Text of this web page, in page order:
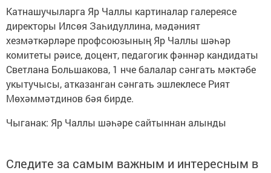
Катнашучыларга Яр Чаллы картиналар галереясе
директоры Илсөя Заһидуллина, мәдәният
хезмәткәрләре профсоюзының Яр Чаллы шәһәр
комитеты рәисе, доцент, педагогик фәннәр кандидаты
Светлана Большакова, 1 нче балалар сәнгать мәктәбе
укытучысы, атказанган сәнгать эшлеклесе Рият
Мөхәммәтдинов бәя бирде.
Чыганак: Яр Чаллы шәһәре сайтыннан алынды
Следите за самым важным и интересным в